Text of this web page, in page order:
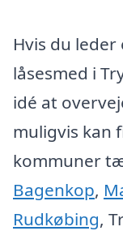
Hvis du
låsesmed i
idé at
muligvis kan
kommuner
Bagenkop,
Rudkøbing,